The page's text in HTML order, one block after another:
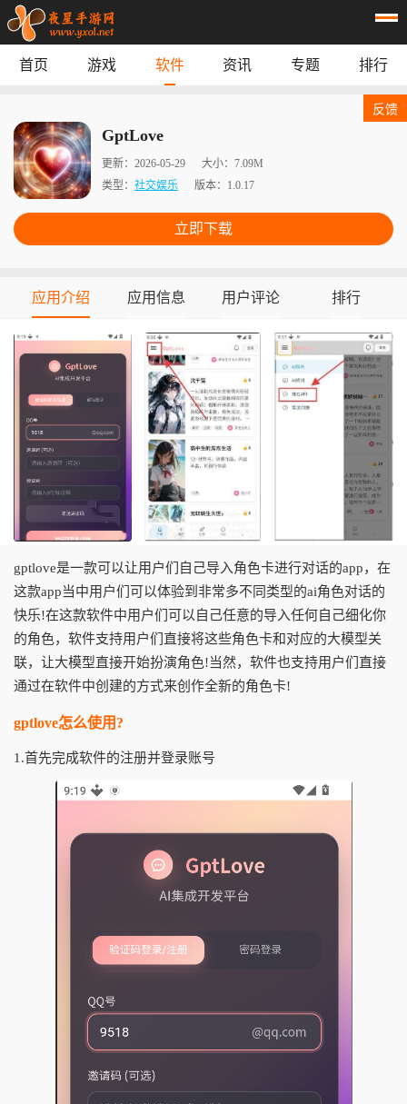
专题
首页 游戏 软件 资讯 专题 排行
GptLove
更新： 2026-05-29 大小： 7.09M
类型： 社交娱乐 版本： 1.0.17
立即下载
反馈
应用介绍 应用信息 用户评论 排行
gptlove是一款可以让用户们自己导入角色卡进行对话的app，在
这款app当中用户们可以体验到非常多不同类型的ai角色对话的
快乐!在这款软件中用户们可以自己任意的导入任何自己细化你
的角色，软件支持用户们直接将这些角色卡和对应的大模型关
联，让大模型直接开始扮演角色!当然，软件也支持用户们直接
通过在软件中创建的方式来创作全新的角色卡!
gptlove怎么使用?
1.首先完成软件的注册并登录账号